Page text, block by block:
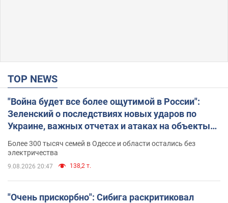
TOP NEWS
"Война будет все более ощутимой в России":
Зеленский о последствиях новых ударов по
Украине, важных отчетах и атаках на объекты
противника. Видео
Более 300 тысяч семей в Одессе и области остались без
электричества
9.08.2026 20:47 138,2 т.
"Очень прискорбно": Сибига раскритиковал